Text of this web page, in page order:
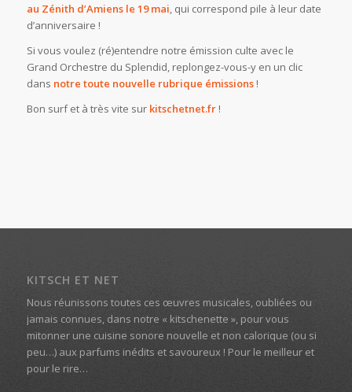
au Zénith d’Amiens le 19 mai, qui correspond pile à leur date
d’anniversaire !
Si vous voulez (ré)entendre notre émission culte avec le
Grand Orchestre du Splendid, replongez-vous-y en un clic
dans notre toute nouvelle rubrique émissions!
Bon surf et à très vite sur kitschetnet.fr!
KITSCH ET NET
Nous réunissons toutes ces œuvres musicales, oubliées ou
jamais connues, dans notre « kitschenette », pour vous
mitonner une cuisine sonore nouvelle et non calorique (ou si
peu…) aux parfums inédits et savoureux ! Pour le meilleur et
pour le rire…